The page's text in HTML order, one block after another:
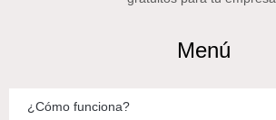
Menú
¿Cómo funciona?